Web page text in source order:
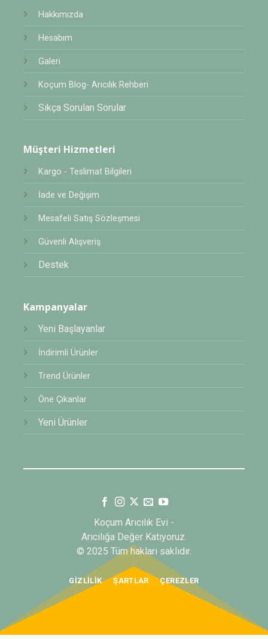
Hakkımızda
Hesabım
Galeri
Koçum Blog- Arıcılık Rehberi
Sıkça Sorulan Sorular
Müşteri Hizmetleri
Kargo - Teslimat Bilgileri
İade ve Değişim
Mesafeli Satış Sözleşmesi
Güvenli Alışveriş
Destek
Kampanyalar
Yeni Başlayanlar
İndirimli Ürünler
Trend Ürünler
Öne Çıkanlar
Yeni Ürünler
Koçum Arıcılık Evi -
Arıcılığa Değer Katıyoruz.
© 2025 Tüm hakları saklıdır.
GIZLILIK ŞARTLAR ÇEREZLER